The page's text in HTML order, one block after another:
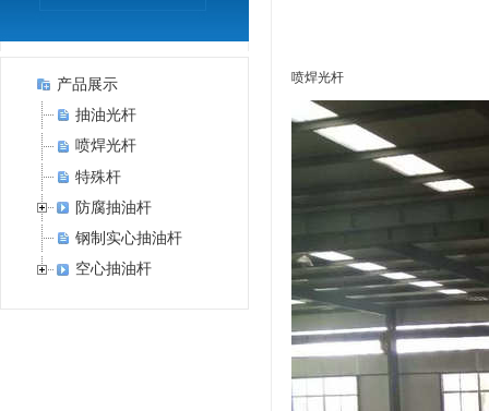
产品展示
抽油光杆
喷焊光杆
特殊杆
防腐抽油杆
钢制实心抽油杆
空心抽油杆
喷焊光杆